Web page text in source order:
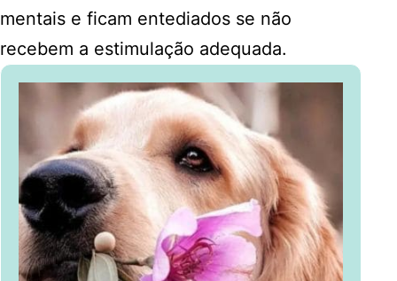
mentais e ficam entediados se não
recebem a estimulação adequada.